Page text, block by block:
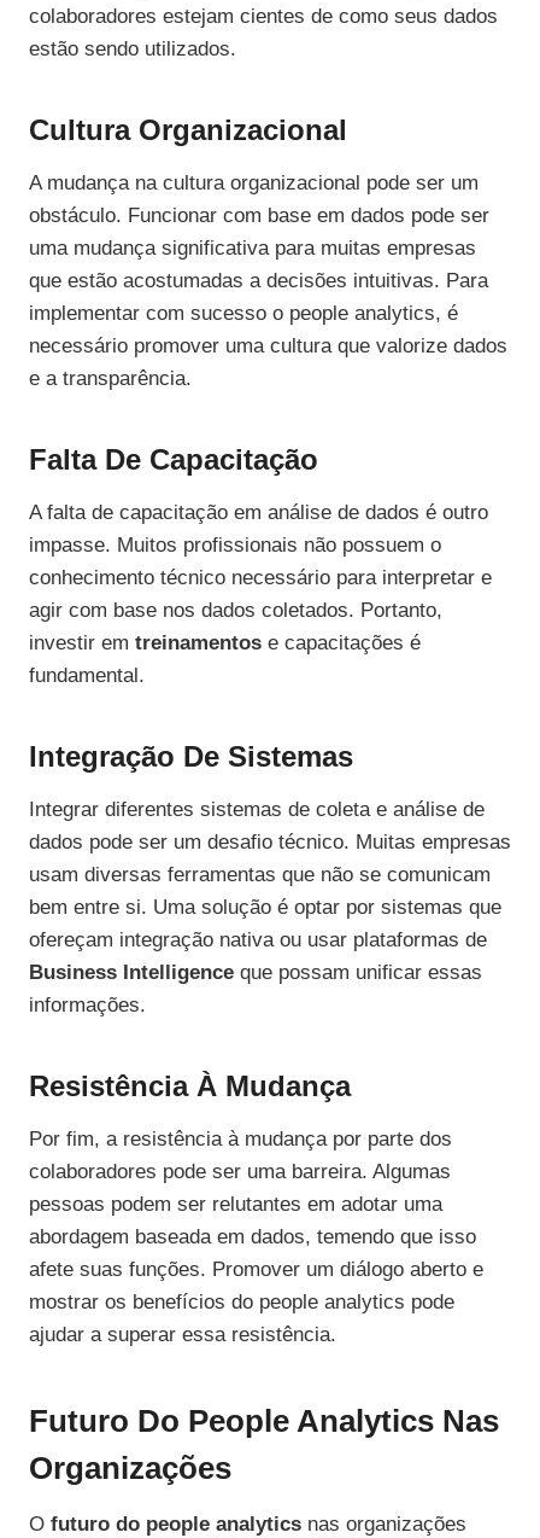
colaboradores estejam cientes de como seus dados
estão sendo utilizados.
Cultura Organizacional
A mudança na cultura organizacional pode ser um
obstáculo. Funcionar com base em dados pode ser
uma mudança significativa para muitas empresas
que estão acostumadas a decisões intuitivas. Para
implementar com sucesso o people analytics, é
necessário promover uma cultura que valorize dados
e a transparência.
Falta De Capacitação
A falta de capacitação em análise de dados é outro
impasse. Muitos profissionais não possuem o
conhecimento técnico necessário para interpretar e
agir com base nos dados coletados. Portanto,
investir em treinamentos e capacitações é
fundamental.
Integração De Sistemas
Integrar diferentes sistemas de coleta e análise de
dados pode ser um desafio técnico. Muitas empresas
usam diversas ferramentas que não se comunicam
bem entre si. Uma solução é optar por sistemas que
ofereçam integração nativa ou usar plataformas de
Business Intelligence que possam unificar essas
informações.
Resistência À Mudança
Por fim, a resistência à mudança por parte dos
colaboradores pode ser uma barreira. Algumas
pessoas podem ser relutantes em adotar uma
abordagem baseada em dados, temendo que isso
afete suas funções. Promover um diálogo aberto e
mostrar os benefícios do people analytics pode
ajudar a superar essa resistência.
Futuro Do People Analytics Nas
Organizações
O futuro do people analytics nas organizações